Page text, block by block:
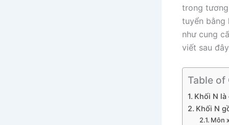
trong
tuyển bằng
như cung
viết sau
Table of
Khối N là
Khối N
Môn